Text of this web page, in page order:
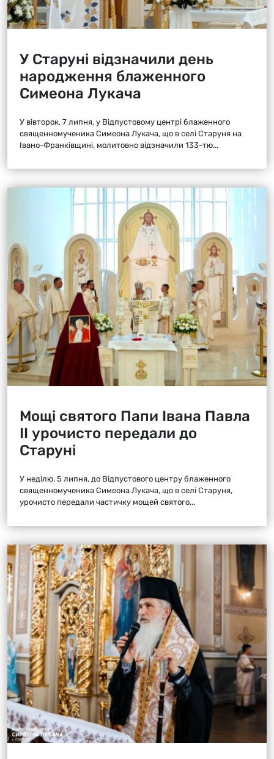
У Старуні відзначили день
народження блаженного
Симеона Лукача
У вівторок, 7 липня, у Відпустовому центрі блаженного
священномученика Симеона Лукача, що в селі Старуня на
Івано-Франківщині, молитовно відзначили 133-тю...
Мощі святого Папи Івана Павла
ІІ урочисто передали до
Старуні
У неділю, 5 липня, до Відпустового центру блаженного
священномученика Симеона Лукача, що в селі Старуня,
урочисто передали частичку мощей святого...